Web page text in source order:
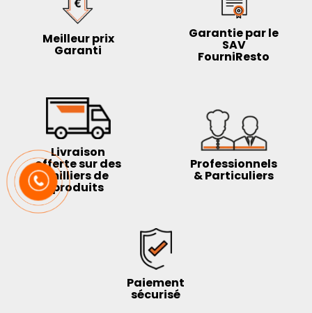
Meilleur prix
Garanti
Garantie par le
SAV
FourniResto
Livraison
offerte sur des
milliers de
produits
Professionnels
& Particuliers
Paiement
sécurisé